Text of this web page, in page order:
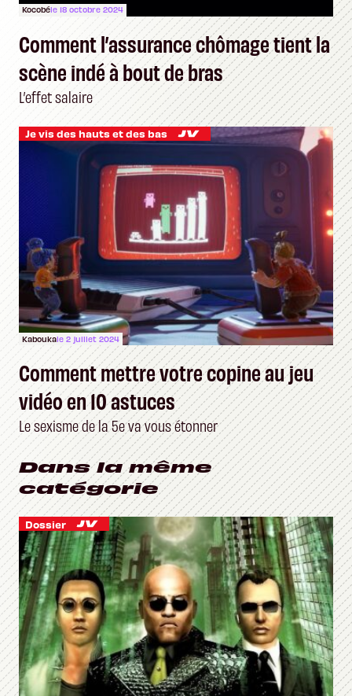
Kocobéle 18 octobre 2024
Comment l’assurance chômage tient la
scène indé à bout de bras
L’effet salaire
Je vis des hauts et des bas
Kaboukale 2 juillet 2024
Comment mettre votre copine au jeu
vidéo en 10 astuces
Le sexisme de la 5e va vous étonner
Dans la même
catégorie
Dossier